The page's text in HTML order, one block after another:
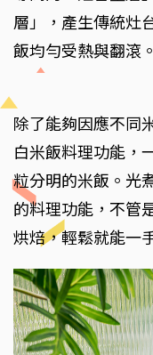
層」，產生傳統灶
飯均勻受熱與翻滾。
除了能夠因應不同
白米飯料理功能，
粒分明的米飯。光
的料理功能，不管
烘焙，輕鬆就能一